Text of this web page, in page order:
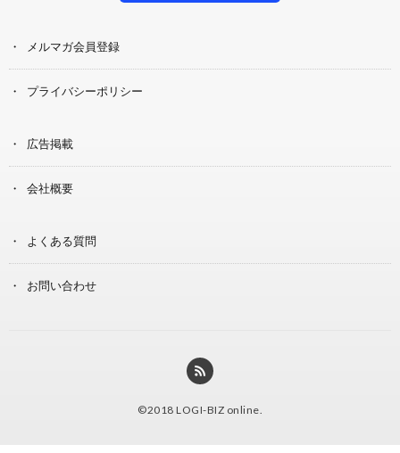
メルマガ会員登録
プライバシーポリシー
広告掲載
会社概要
よくある質問
お問い合わせ
©2018 LOGI-BIZ online